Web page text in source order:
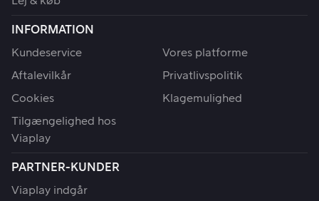
INFORMATION
Kundeservice
Vores platforme
Aftalevilkår
Privatlivspolitik
Cookies
Klagemulighed
Tilgængelighed hos
Viaplay
PARTNER-KUNDER
Viaplay indgår